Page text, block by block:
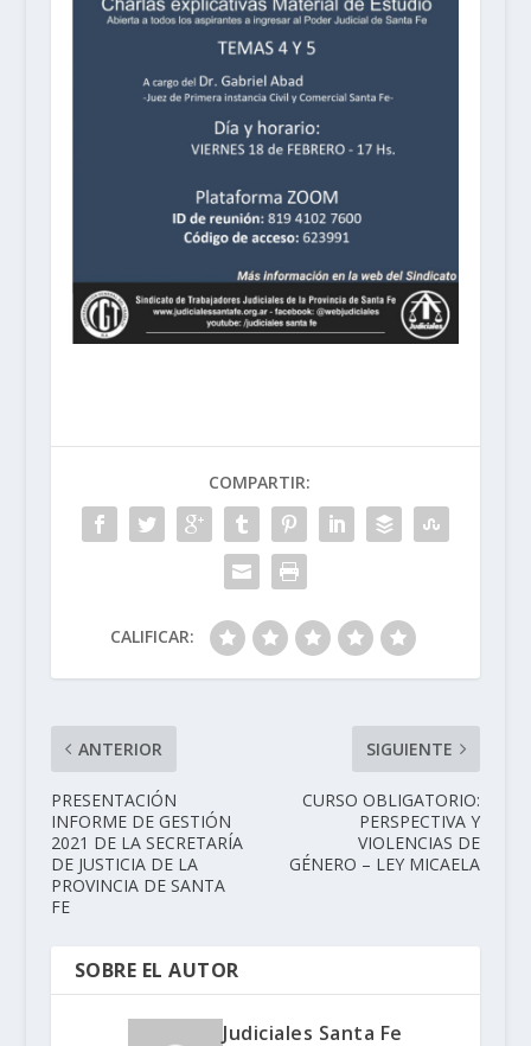
COMPARTIR:
CALIFICAR:
ANTERIOR
PRESENTACIÓN
INFORME DE GESTIÓN
2021 DE LA SECRETARÍA
DE JUSTICIA DE LA
PROVINCIA DE SANTA
FE
SIGUIENTE
CURSO OBLIGATORIO:
PERSPECTIVA Y
VIOLENCIAS DE
GÉNERO – LEY MICAELA
SOBRE EL AUTOR
Judiciales Santa Fe